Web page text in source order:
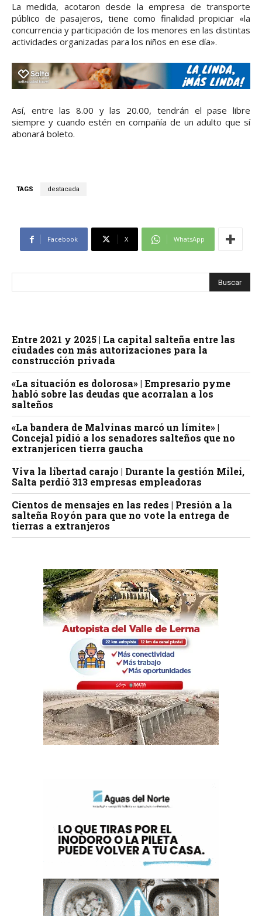
La medida, acotaron desde la empresa de transporte
público de pasajeros, tiene como finalidad propiciar «la
concurrencia y participación de los menores en las distintas
actividades organizadas para los niños en ese día».
Así, entre las 8.00 y las 20.00, tendrán el pase libre
siempre y cuando estén en compañía de un adulto que sí
abonará boleto.
TAGS destacada
Facebook X WhatsApp
Entre 2021 y 2025 | La capital salteña entre las
ciudades con más autorizaciones para la
construcción privada
«La situación es dolorosa» | Empresario pyme
habló sobre las deudas que acorralan a los
salteños
«La bandera de Malvinas marcó un límite» |
Concejal pidió a los senadores salteños que no
extranjericen tierra gaucha
Viva la libertad carajo | Durante la gestión Milei,
Salta perdió 313 empresas empleadoras
Cientos de mensajes en las redes | Presión a la
salteña Royón para que no vote la entrega de
tierras a extranjeros